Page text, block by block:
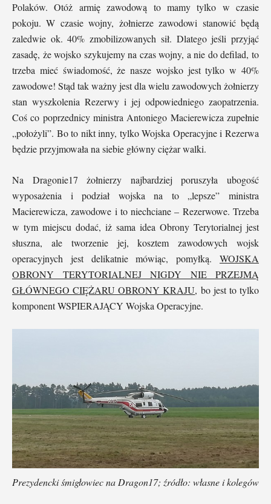
Polaków. Otóż armię zawodową to mamy tylko w czasie
pokoju. W czasie wojny, żołnierze zawodowi stanowić będą
zaledwie ok. 40% zmobilizowanych sił. Dlatego jeśli przyjąć
zasadę, że wojsko szykujemy na czas wojny, a nie do defilad, to
trzeba mieć świadomość, że nasze wojsko jest tylko w 40%
zawodowe! Stąd tak ważny jest dla wielu zawodowych żołnierzy
stan wyszkolenia Rezerwy i jej odpowiedniego zaopatrzenia.
Coś co poprzednicy ministra Antoniego Macierewicza zupełnie
„położyli”. Bo to nikt inny, tylko Wojska Operacyjne i Rezerwa
będzie przyjmowała na siebie główny ciężar walki.
Na Dragonie17 żołnierzy najbardziej poruszyła ubogość
wyposażenia i podział wojska na to „lepsze” ministra
Macierewicza, zawodowe i to niechciane – Rezerwowe. Trzeba
w tym miejscu dodać, iż sama idea Obrony Terytorialnej jest
słuszna, ale tworzenie jej, kosztem zawodowych wojsk
operacyjnych jest delikatnie mówiąc, pomyłką. WOJSKA
OBRONY TERYTORIALNEJ NIGDY NIE PRZEJMĄ
GŁÓWNEGO CIĘŻARU OBRONY KRAJU, bo jest to tylko
komponent WSPIERAJĄCY Wojska Operacyjne.
Prezydencki śmigłowiec na Dragon17; źródło: własne i kolegów